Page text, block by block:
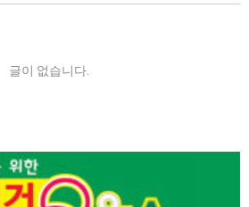
글이 없습니다.